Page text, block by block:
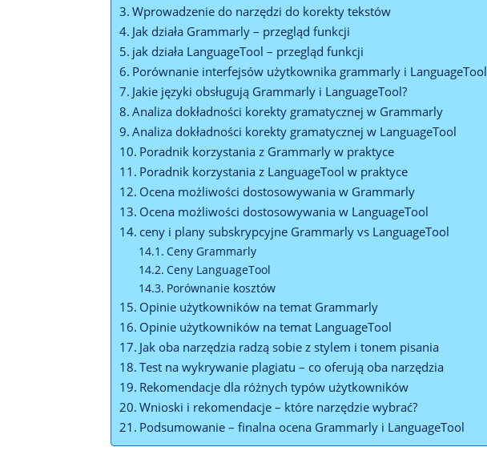
Wprowadzenie do narzędzi do korekty tekstów
Jak działa Grammarly – przegląd funkcji
jak działa LanguageTool – przegląd funkcji
Porównanie interfejsów użytkownika grammarly i LanguageTool
Jakie języki obsługują Grammarly i LanguageTool?
Analiza dokładności korekty gramatycznej w Grammarly
Analiza dokładności korekty gramatycznej w LanguageTool
Poradnik korzystania z Grammarly w praktyce
Poradnik korzystania z LanguageTool w praktyce
Ocena możliwości dostosowywania w Grammarly
Ocena możliwości dostosowywania w LanguageTool
ceny i plany subskrypcyjne Grammarly vs LanguageTool
Ceny Grammarly
Ceny LanguageTool
Porównanie kosztów
Opinie użytkowników na temat Grammarly
Opinie użytkowników na temat LanguageTool
Jak oba narzędzia radzą sobie z stylem i tonem pisania
Test na wykrywanie plagiatu – co oferują oba narzędzia
Rekomendacje dla różnych typów użytkowników
Wnioski i rekomendacje – które narzędzie wybrać?
Podsumowanie – finalna ocena Grammarly i LanguageTool